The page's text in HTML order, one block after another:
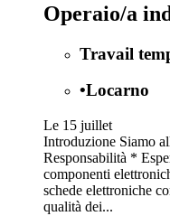
Operaio/a
Travail
•Locarno
Le 15 juillet
Introduzione Siamo
Responsabilità *
componenti
schede elettroniche
qualità dei...